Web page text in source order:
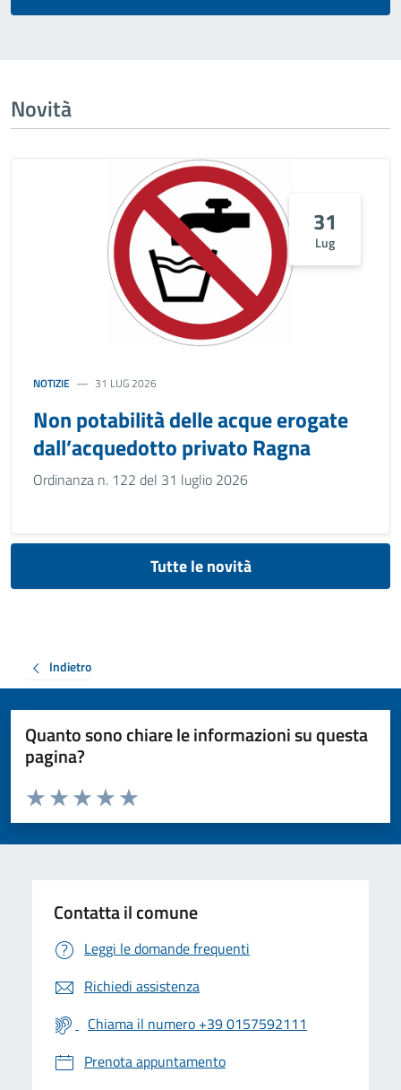
Novità
31
Lug
NOTIZIE 31 LUG 2026
Non potabilità delle acque erogate
dall’acquedotto privato Ragna
Ordinanza n. 122 del 31 luglio 2026
Tutte le novità
Indietro
Quanto sono chiare le informazioni su questa
pagina?
Valuta da 1 a 5 stelle la pagina
Valuta 5 stelle su 5
Valuta 4 stelle su 5
Valuta 3 stelle su 5
Valuta 2 stelle su 5
Valuta 1 stelle su 5
Contatta il comune
Leggi le domande frequenti
Richiedi assistenza
Chiama il numero +39 0157592111
Prenota appuntamento